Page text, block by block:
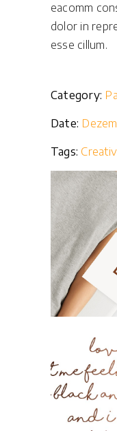
eacomm
dolor in
esse cillum.
Category:
Date:
Tags: